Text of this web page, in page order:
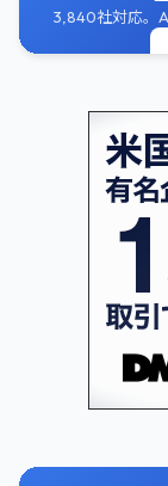
3,840社対応。